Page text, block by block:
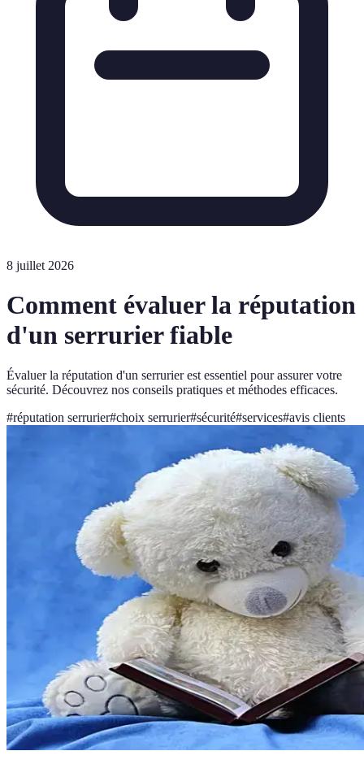
8 juillet 2026
Comment évaluer la réputation
d'un serrurier fiable
Évaluer la réputation d'un serrurier est essentiel pour assurer votre
sécurité. Découvrez nos conseils pratiques et méthodes efficaces.
#réputation serrurier#choix serrurier#sécurité#services#avis clients